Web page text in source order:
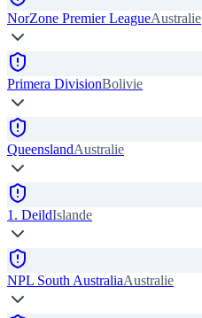
NorZone Premier LeagueAustralie
Primera DivisionBolivie
QueenslandAustralie
1. DeildIslande
NPL South AustraliaAustralie